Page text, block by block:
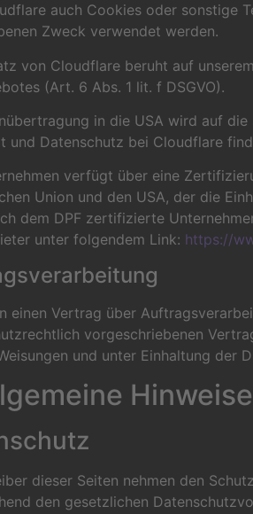
auch Cookies oder sonstige
Zweck verwendet werden.
von Cloudflare beruht auf
(Art. 6 Abs. 1 lit. f DSGVO).
in die USA wird auf
und Datenschutz bei Cloudflare
verfügt über eine
Union und den USA, der die
dem DPF zertifizierte
unter folgendem Link: https://
einen Vertrag über
vorgeschriebenen
und unter Einhaltung der
dieser Seiten nehmen den
den gesetzlichen